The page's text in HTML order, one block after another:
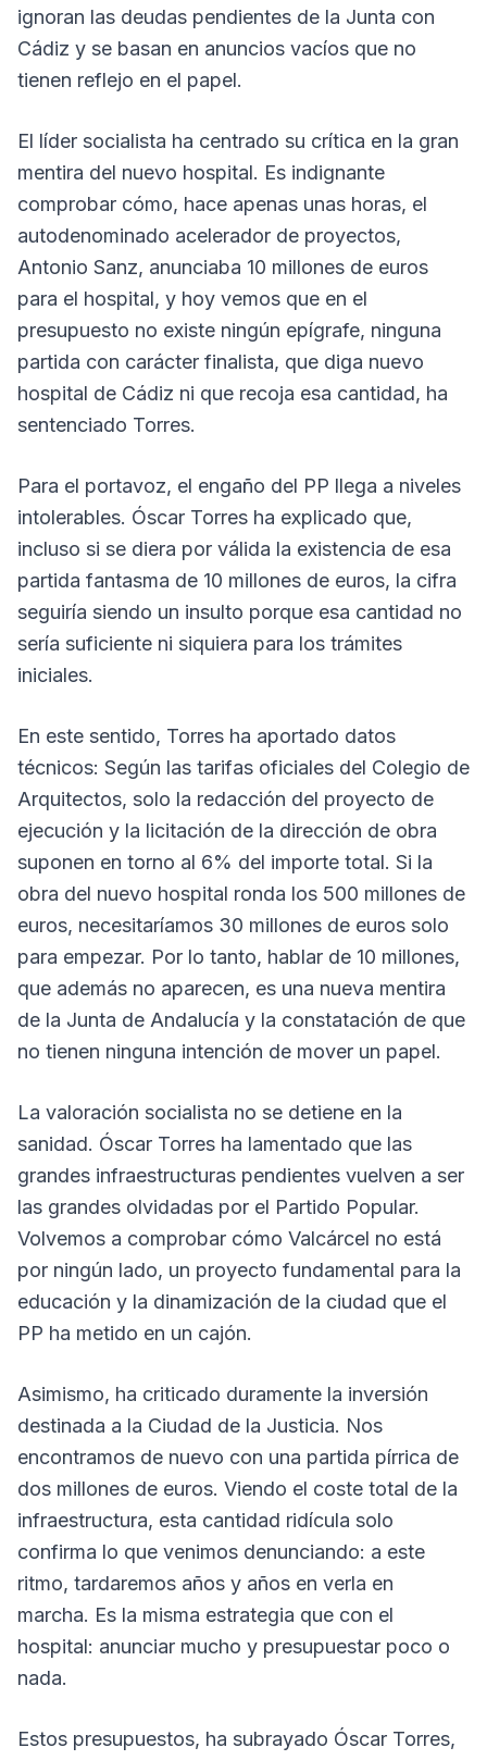
ignoran las deudas pendientes de la Junta con
Cádiz y se basan en anuncios vacíos que no
tienen reflejo en el papel.
El líder socialista ha centrado su crítica en la gran
mentira del nuevo hospital. Es indignante
comprobar cómo, hace apenas unas horas, el
autodenominado acelerador de proyectos,
Antonio Sanz, anunciaba 10 millones de euros
para el hospital, y hoy vemos que en el
presupuesto no existe ningún epígrafe, ninguna
partida con carácter finalista, que diga nuevo
hospital de Cádiz ni que recoja esa cantidad, ha
sentenciado Torres.
Para el portavoz, el engaño del PP llega a niveles
intolerables. Óscar Torres ha explicado que,
incluso si se diera por válida la existencia de esa
partida fantasma de 10 millones de euros, la cifra
seguiría siendo un insulto porque esa cantidad no
sería suficiente ni siquiera para los trámites
iniciales.
En este sentido, Torres ha aportado datos
técnicos: Según las tarifas oficiales del Colegio de
Arquitectos, solo la redacción del proyecto de
ejecución y la licitación de la dirección de obra
suponen en torno al 6% del importe total. Si la
obra del nuevo hospital ronda los 500 millones de
euros, necesitaríamos 30 millones de euros solo
para empezar. Por lo tanto, hablar de 10 millones,
que además no aparecen, es una nueva mentira
de la Junta de Andalucía y la constatación de que
no tienen ninguna intención de mover un papel.
La valoración socialista no se detiene en la
sanidad. Óscar Torres ha lamentado que las
grandes infraestructuras pendientes vuelven a ser
las grandes olvidadas por el Partido Popular.
Volvemos a comprobar cómo Valcárcel no está
por ningún lado, un proyecto fundamental para la
educación y la dinamización de la ciudad que el
PP ha metido en un cajón.
Asimismo, ha criticado duramente la inversión
destinada a la Ciudad de la Justicia. Nos
encontramos de nuevo con una partida pírrica de
dos millones de euros. Viendo el coste total de la
infraestructura, esta cantidad ridícula solo
confirma lo que venimos denunciando: a este
ritmo, tardaremos años y años en verla en
marcha. Es la misma estrategia que con el
hospital: anunciar mucho y presupuestar poco o
nada.
Estos presupuestos, ha subrayado Óscar Torres,